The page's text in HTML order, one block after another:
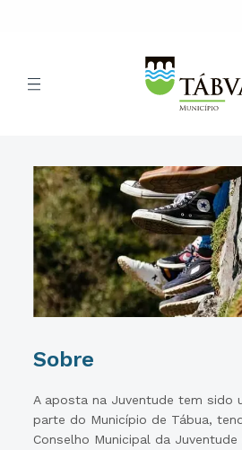
Sobre
A aposta na Juventude tem sido
parte do Município de Tábua,
Conselho Municipal da